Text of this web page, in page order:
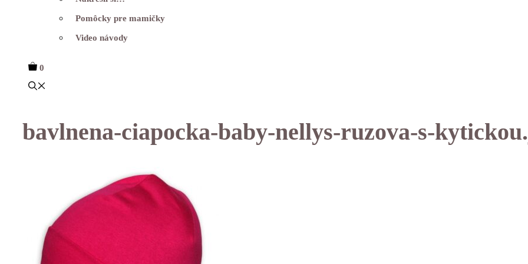
Pomôcky pre mamičky
Video návody
0
bavlnena-ciapocka-baby-nellys-ruzova-s-